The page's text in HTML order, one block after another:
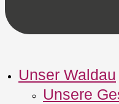
Unser Waldau
Unsere